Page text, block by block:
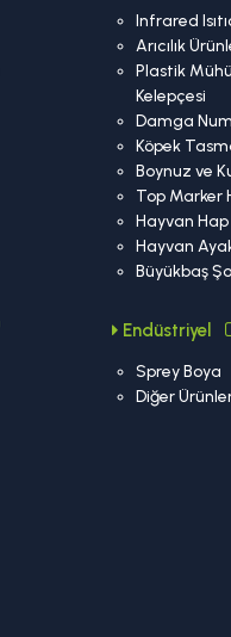
Infrared
Arıcılık
Plastik
Kelepçesi
Damga
Köpek
Boynuz ve
Top Marker
Hayvan
Hayvan
Büyükbaş
Endüstriyel
Sprey Boya
Diğer